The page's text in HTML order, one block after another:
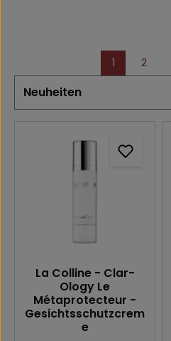
Seite
1 Seite
2
La Colline - Clar-
Ology Le
Métaprotecteur -
Gesichtsschutzcrem
e